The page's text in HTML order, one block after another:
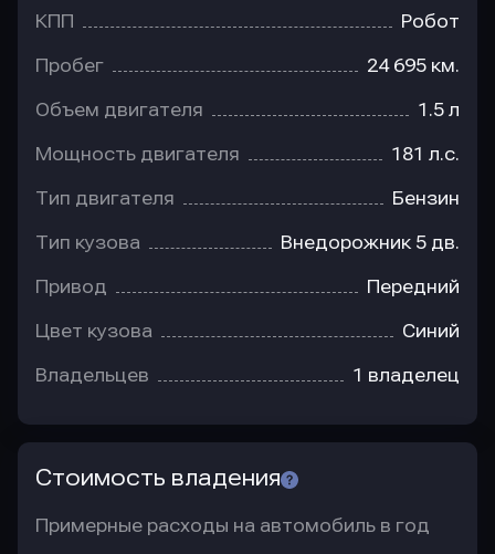
КПП Робот
Пробег 24 695 км.
Объем двигателя 1.5 л
Мощность двигателя 181 л.с.
Тип двигателя Бензин
Тип кузова Внедорожник 5 дв.
Привод Передний
Цвет кузова Синий
Владельцев 1 владелец
Стоимость владения
Примерные расходы на автомобиль в год